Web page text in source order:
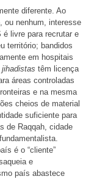
diferente. Ao
ou nenhum, interesse
livre para recrutar e
território; bandidos
em hospitais
jihadistas têm licença
áreas controladas
e na mesma
cheios de material
suficiente para
de Raqqah, cidade
é o “cliente”
e
país abastece